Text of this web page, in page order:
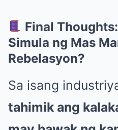
Final
Simula ng Mas
Rebelasyon?
Sa isang
tahimik ang